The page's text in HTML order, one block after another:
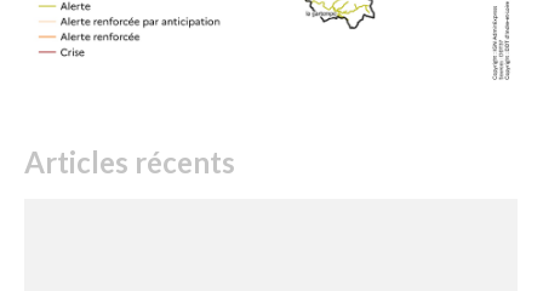
Articles récents